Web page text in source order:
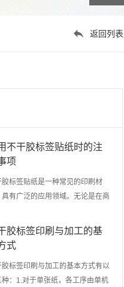
返回列表
不干胶标签贴纸时的注
项
胶标签贴纸是一种常见的印刷材
具有广泛的应用领域。无论是在商
胶标签印刷与加工的基
式
胶标签印刷与加工的基本方式有以
种：1.对于单张纸，各工序由单机